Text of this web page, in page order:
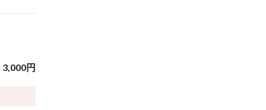
3,000円